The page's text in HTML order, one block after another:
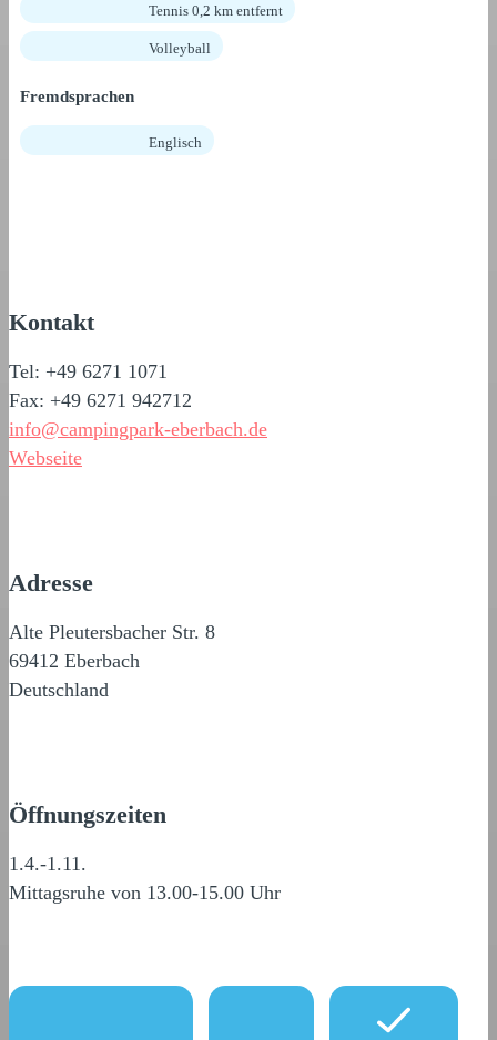
Tennis 0,2 km entfernt
Volleyball
Fremdsprachen
Englisch
Kontakt
Tel: +49 6271 1071
Fax: +49 6271 942712
info@campingpark-eberbach.de
Webseite
Adresse
Alte Pleutersbacher Str. 8
69412 Eberbach
Deutschland
Öffnungszeiten
1.4.-1.11.
Mittagsruhe von 13.00-15.00 Uhr